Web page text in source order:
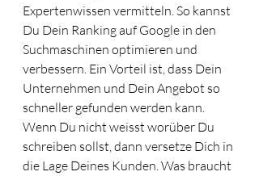
Expertenwissen vermitteln. So kannst
Du Dein Ranking auf Google in den
Suchmaschinen optimieren und
verbessern. Ein Vorteil ist, dass Dein
Unternehmen und Dein Angebot so
schneller gefunden werden kann.
Wenn Du nicht weisst worüber Du
schreiben sollst, dann versetze Dich in
die Lage Deines Kunden. Was braucht